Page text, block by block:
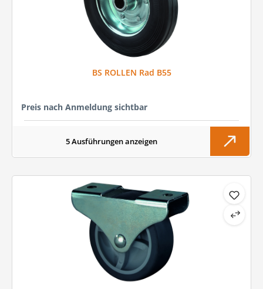
BS ROLLEN Rad B55
Preis nach Anmeldung sichtbar
5 Ausführungen anzeigen